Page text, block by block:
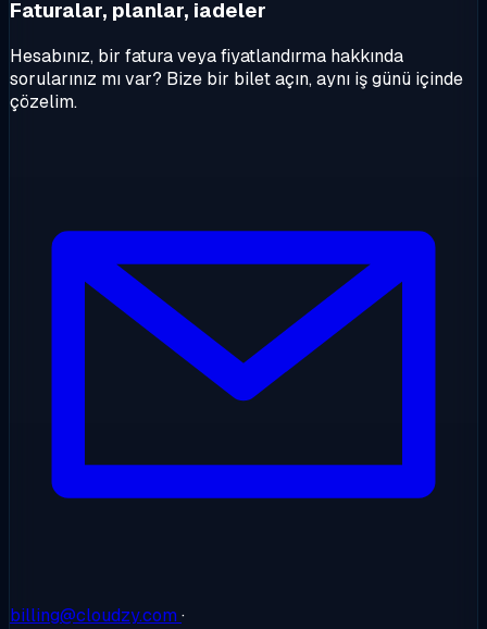
Faturalar, planlar, iadeler
Hesabınız, bir fatura veya fiyatlandırma hakkında
sorularınız mı var? Bize bir bilet açın, aynı iş günü içinde
çözelim.
billing@cloudzy.com ·